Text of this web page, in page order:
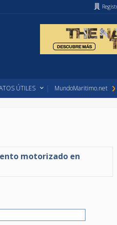
ÚTILES MundoMaritimo.net
motorizado en